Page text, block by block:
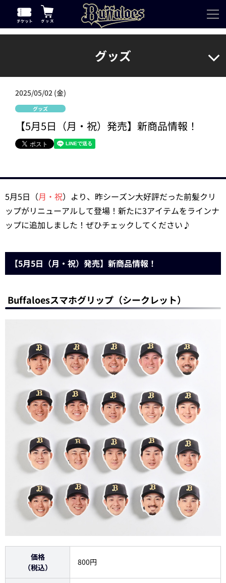
グッズ
2025/05/02 (金)
グッズ
【5月5日（月・祝）発売】新商品情報！
5月5日（月・祝）より、昨シーズン大好評だった前髪クリ
ップがリニューアルして登場！新たに3アイテムをラインナ
ップに追加しました！ぜひチェックしてください♪
【5月5日（月・祝）発売】新商品情報！
Buffaloesスマホグリップ（シークレット）
価格
（税込）
800円